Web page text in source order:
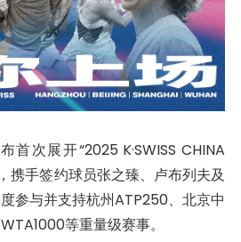
首次展开“2025 K·SWISS CHINA
携手签约球员张之臻、卢布列夫及
参与并支持杭州ATP250、北京中
等重量级赛事。